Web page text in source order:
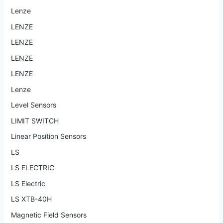
Lenze
LENZE
LENZE
LENZE
LENZE
Lenze
Level Sensors
LIMIT SWITCH
Linear Position Sensors
LS
LS ELECTRIC
LS Electric
LS XTB-40H
Magnetic Field Sensors